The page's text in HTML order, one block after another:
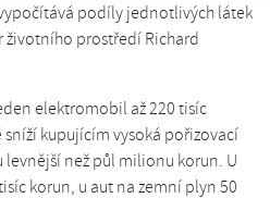
podíly jednotlivých látek
životního prostředí Richard
elektromobil až 220 tisíc
sníží kupujícím vysoká pořizovací
než půl milionu korun. U
korun, u aut na zemní plyn 50